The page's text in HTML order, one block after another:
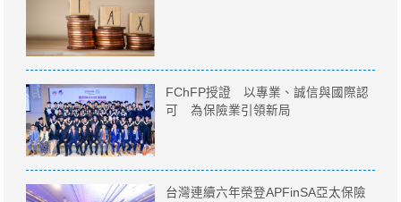
FChFP授證 以專業、誠信與國際認
可 為保險業引領新局
台灣連續六年榮登APFinSA亞太保險